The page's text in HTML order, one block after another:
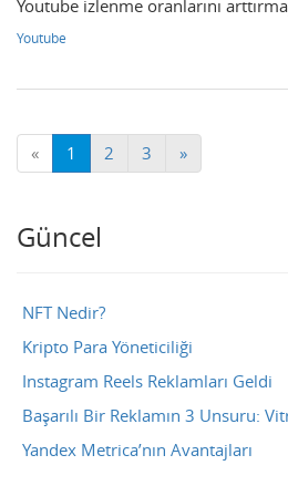
Youtube izlenme oranlarını
Youtube
« 1 2 3 »
Güncel
NFT Nedir?
Kripto Para Yöneticiliği
Instagram Reels Reklamları Geldi
Başarılı Bir Reklamın 3 Unsuru:
Yandex Metrica’nın Avantajları